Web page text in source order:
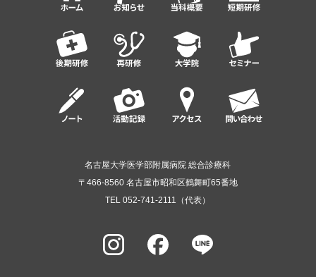
名古屋大学医学部附属病院 総合診療科
〒466-8560 名古屋市昭和区鶴舞町65番地
TEL 052-741-2111（代表）